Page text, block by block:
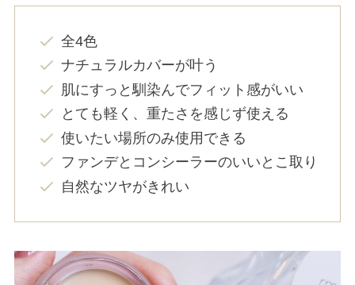
全4色
ナチュラルカバーが叶う
肌にすっと馴染んでフィット感がいい
とても軽く、重たさを感じず使える
使いたい場所のみ使用できる
ファンデとコンシーラーのいいとこ取り
自然なツヤがきれい